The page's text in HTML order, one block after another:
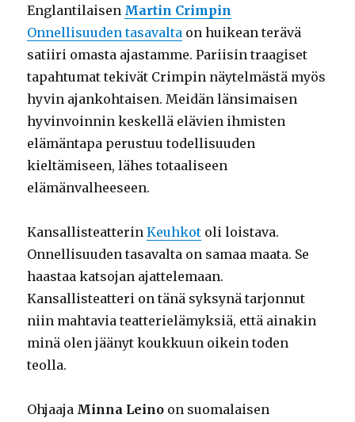
Englantilaisen Martin Crimpin
Onnellisuuden tasavalta on huikean terävä
satiiri omasta ajastamme. Pariisin traagiset
tapahtumat tekivät Crimpin näytelmästä myös
hyvin ajankohtaisen. Meidän länsimaisen
hyvinvoinnin keskellä elävien ihmisten
elämäntapa perustuu todellisuuden
kieltämiseen, lähes totaaliseen
elämänvalheeseen.
KansallisteatterinKeuhkot oli loistava.
Onnellisuuden tasavalta on samaa maata. Se
haastaa katsojan ajattelemaan.
Kansallisteatteri on tänä syksynä tarjonnut
niin mahtavia teatterielämyksiä, että ainakin
minä olen jäänyt koukkuun oikein toden
teolla.
Ohjaaja Minna Leino on suomalaisen